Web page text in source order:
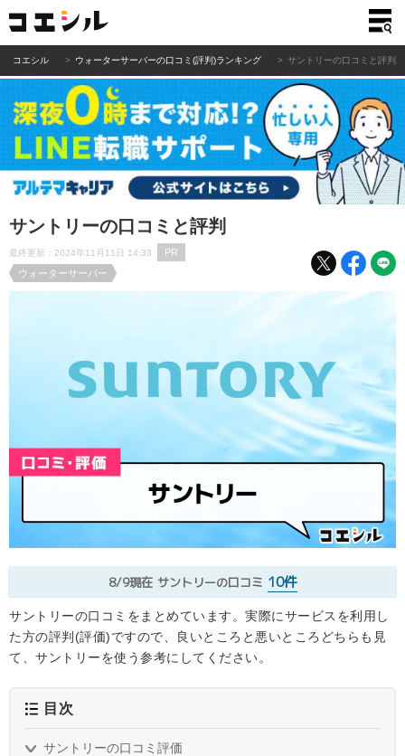
コエシル ウォーターサーバーの口コミ(評判)ランキング サントリーの口コミと評判
サントリーの口コミと評判
最終更新：2024年11月11日 14:33
PR
ウォーターサーバー
8/9現在 サントリーの口コミ 10件
サントリーの口コミをまとめています。実際にサービスを利用し
た方の評判(評価)ですので、良いところと悪いところどちらも見
て、サントリーを使う参考にしてください。
目次
サントリーの口コミ評価